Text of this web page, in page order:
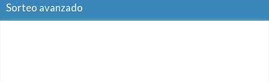
Sorteo avanzado